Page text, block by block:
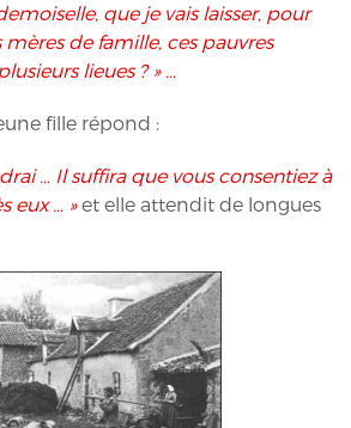
que je vais laisser, pour
mères de famille, ces pauvres
lieues ? » …
fille répond :
… Il suffira que vous consentiez à
eux … »et elle attendit de longues